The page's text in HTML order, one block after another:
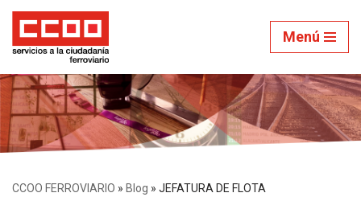
Saltar
contenido
Menú
CCOO FERROVIARIO » Blog » JEFATURA DE FLOTA